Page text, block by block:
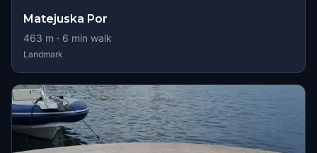
Matejuska Por
463 m · 6 min walk
Landmark